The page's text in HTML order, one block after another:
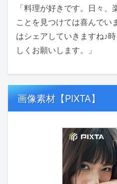
「料理が好きです。日々
ことを見つけては喜んでい
はシェアしていきますね♪
しくお願いします。」
画像素材【PIXTA】